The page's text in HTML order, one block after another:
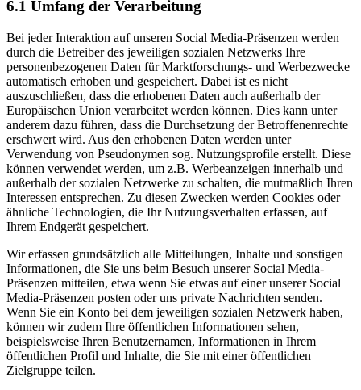
6.1 Umfang der Verarbeitung
Bei jeder Interaktion auf unseren Social Media-Präsenzen werden
durch die Betreiber des jeweiligen sozialen Netzwerks Ihre
personenbezogenen Daten für Marktforschungs- und Werbezwecke
automatisch erhoben und gespeichert. Dabei ist es nicht
auszuschließen, dass die erhobenen Daten auch außerhalb der
Europäischen Union verarbeitet werden können. Dies kann unter
anderem dazu führen, dass die Durchsetzung der Betroffenenrechte
erschwert wird. Aus den erhobenen Daten werden unter
Verwendung von Pseudonymen sog. Nutzungsprofile erstellt. Diese
können verwendet werden, um z.B. Werbeanzeigen innerhalb und
außerhalb der sozialen Netzwerke zu schalten, die mutmaßlich Ihren
Interessen entsprechen. Zu diesen Zwecken werden Cookies oder
ähnliche Technologien, die Ihr Nutzungsverhalten erfassen, auf
Ihrem Endgerät gespeichert.
Wir erfassen grundsätzlich alle Mitteilungen, Inhalte und sonstigen
Informationen, die Sie uns beim Besuch unserer Social Media-
Präsenzen mitteilen, etwa wenn Sie etwas auf einer unserer Social
Media-Präsenzen posten oder uns private Nachrichten senden.
Wenn Sie ein Konto bei dem jeweiligen sozialen Netzwerk haben,
können wir zudem Ihre öffentlichen Informationen sehen,
beispielsweise Ihren Benutzernamen, Informationen in Ihrem
öffentlichen Profil und Inhalte, die Sie mit einer öffentlichen
Zielgruppe teilen.